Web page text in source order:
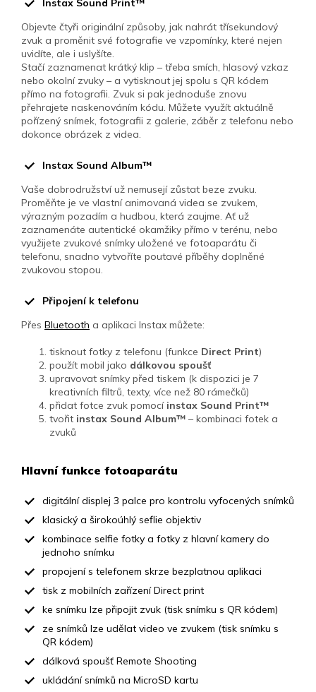
Instax Sound Print™
Objevte čtyři originální způsoby, jak nahrát třísekundový
zvuk a proměnit své fotografie ve vzpomínky, které nejen
uvidíte, ale i uslyšíte.
Stačí zaznamenat krátký klip – třeba smích, hlasový vzkaz
nebo okolní zvuky – a vytisknout jej spolu s QR kódem
přímo na fotografii. Zvuk si pak jednoduše znovu
přehrajete naskenováním kódu. Můžete využít aktuálně
pořízený snímek, fotografii z galerie, záběr z telefonu nebo
dokonce obrázek z videa.
Instax Sound Album™
Vaše dobrodružství už nemusejí zůstat beze zvuku.
Proměňte je ve vlastní animovaná videa se zvukem,
výrazným pozadím a hudbou, která zaujme. Ať už
zaznamenáte autentické okamžiky přímo v terénu, nebo
využijete zvukové snímky uložené ve fotoaparátu či
telefonu, snadno vytvoříte poutavé příběhy doplněné
zvukovou stopou.
Připojení k telefonu
Přes Bluetooth a aplikaci Instax můžete:
tisknout fotky z telefonu (funkce Direct Print)
použít mobil jako dálkovou spoušť
upravovat snímky před tiskem (k dispozici je 7
kreativních filtrů, texty, více než 80 rámečků)
přidat fotce zvuk pomocí instax Sound Print™
tvořit instax Sound Album™ – kombinaci fotek a
zvuků
Hlavní funkce fotoaparátu
digitální displej 3 palce pro kontrolu vyfocených snímků
klasický a širokoúhlý seflie objektiv
kombinace selfie fotky a fotky z hlavní kamery do
jednoho snímku
propojení s telefonem skrze bezplatnou aplikaci
tisk z mobilních zařízení Direct print
ke snímku lze připojit zvuk (tisk snímku s QR kódem)
ze snímků lze udělat video ve zvukem (tisk snímku s
QR kódem)
dálková spoušť Remote Shooting
ukládání snímků na MicroSD kartu